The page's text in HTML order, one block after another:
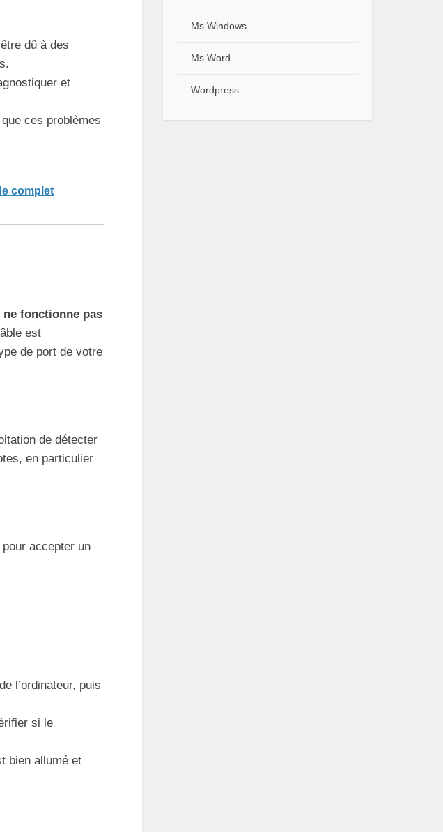
dû à des
et
ces problèmes
complet
fonctionne pas
est
de port de votre
de détecter
en particulier
accepter un
l’ordinateur, puis
si le
bien allumé et
Ms Windows
Ms Word
Wordpress